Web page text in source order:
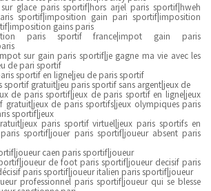
glace paris sportif|hors arjel paris sportif|hweh
sportif|imposition gain pari sportif|imposition
gains paris
paris sportif france|impot gain paris
sur gain paris sportif|je gagne ma vie avec les
de pari sportif
sportif en ligne|jeu de paris sportif
sportif gratuit|jeu paris sportif sans argent|jeux de
de paris sportif|jeux de paris sportif en ligne|jeux
gratuit|jeux de paris sportifs|jeux olympiques paris
sportif|jeux
paris sportif virtuel|jeux paris sportifs en
sportif|jouer paris sportif|joueur absent paris
caen paris sportif|joueur
de foot paris sportif|joueur decisif paris
paris sportif|joueur italien paris sportif|joueur
professionnel paris sportif|joueur qui se blesse